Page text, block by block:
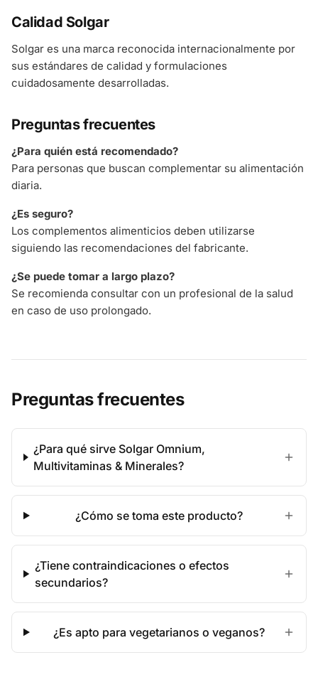
Calidad Solgar
Solgar es una marca reconocida internacionalmente por
sus estándares de calidad y formulaciones
cuidadosamente desarrolladas.
Preguntas frecuentes
¿Para quién está recomendado?
Para personas que buscan complementar su alimentación
diaria.
¿Es seguro?
Los complementos alimenticios deben utilizarse
siguiendo las recomendaciones del fabricante.
¿Se puede tomar a largo plazo?
Se recomienda consultar con un profesional de la salud
en caso de uso prolongado.
Preguntas frecuentes
¿Para qué sirve Solgar Omnium,
Multivitaminas & Minerales?
¿Cómo se toma este producto?
¿Tiene contraindicaciones o efectos
secundarios?
¿Es apto para vegetarianos o veganos?